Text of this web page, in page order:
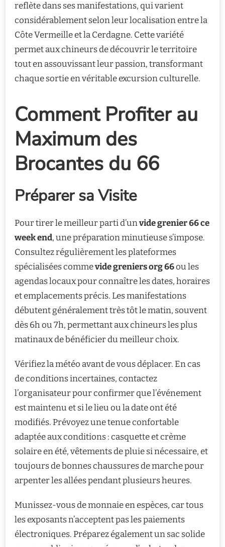
reflète dans ses manifestations, qui varient
considérablement selon leur localisation entre la
Côte Vermeille et la Cerdagne. Cette variété
permet aux chineurs de découvrir le territoire
tout en assouvissant leur passion, transformant
chaque sortie en véritable excursion culturelle.
Comment Profiter au
Maximum des
Brocantes du 66
Préparer sa Visite
Pour tirer le meilleur parti d’unvide grenier 66 ce
week end, une préparation minutieuse s’impose.
Consultez régulièrement les plateformes
spécialisées commevide greniers org 66ou les
agendas locaux pour connaître les dates, horaires
et emplacements précis. Les manifestations
débutent généralement très tôt le matin, souvent
dès 6h ou 7h, permettant aux chineurs les plus
matinaux de bénéficier du meilleur choix.
Vérifiez la météo avant de vous déplacer. En cas
de conditions incertaines, contactez
l’organisateur pour confirmer que l’événement
est maintenu et si le lieu ou la date ont été
modifiés. Prévoyez une tenue confortable
adaptée aux conditions : casquette et crème
solaire en été, vêtements de pluie si nécessaire, et
toujours de bonnes chaussures de marche pour
arpenter les allées pendant plusieurs heures.
Munissez-vous de monnaie en espèces, car tous
les exposants n’acceptent pas les paiements
électroniques. Préparez également un sac solide